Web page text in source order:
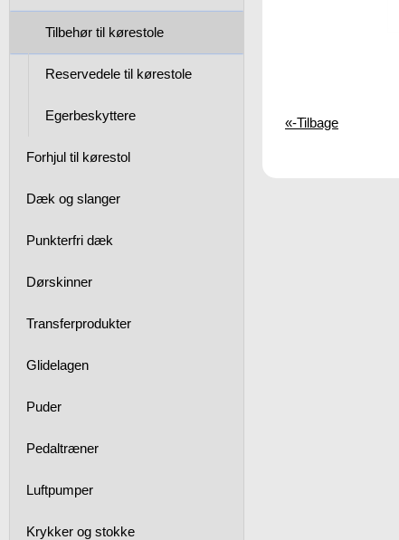
Tilbehør til kørestole
Reservedele til kørestole
Egerbeskyttere
Forhjul til kørestol
Dæk og slanger
Punkterfri dæk
Dørskinner
Transferprodukter
Glidelagen
Puder
Pedaltræner
Luftpumper
Krykker og stokke
«-Tilbage